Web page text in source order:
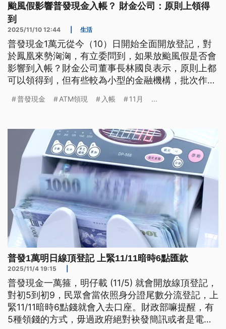
颱風假影響普發現金入帳？ 財金公司：原則上領得
到
2025/11/10 12:44 生活
普發現金1萬元從今（10）日開始全面開放登記，對
於鳳凰來勢洶洶，有立委問到，如果放颱風假是否會
影響到入帳？財金公司董事長林國良表示，原則上都
可以領得到，但有些較為小型的金融機構，批次作業
普發現金 ATM領現 入帳 11月 ...
普發1萬明日線頂登記 上緊11/11暗時6點匯款
2025/11/4 19:15
普發現金一萬箍，明仔載 (11/5) 就會開放線頂登記，
對初5到初9，民眾會當依照身分證尾數分流登記，上
緊11/11暗時6點錢就會入去口座。財政部嘛提醒，有
5種領錢的方式，毋過政府絕對袂發簡訊或者是電子